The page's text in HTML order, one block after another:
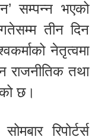
सम्पन्न भएको
तीन दिन
नेतृत्वमा
राजनीतिक तथा
छ।
रिपोर्टर्स